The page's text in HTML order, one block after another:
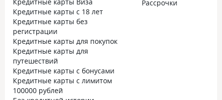
Кредитные карты с 18 лет
Кредитные карты без
регистрации
Кредитные карты для покупок
Кредитные карты для
путешествий
Кредитные карты с бонусами
Кредитные карты с лимитом
100000 рублей
Рассрочки